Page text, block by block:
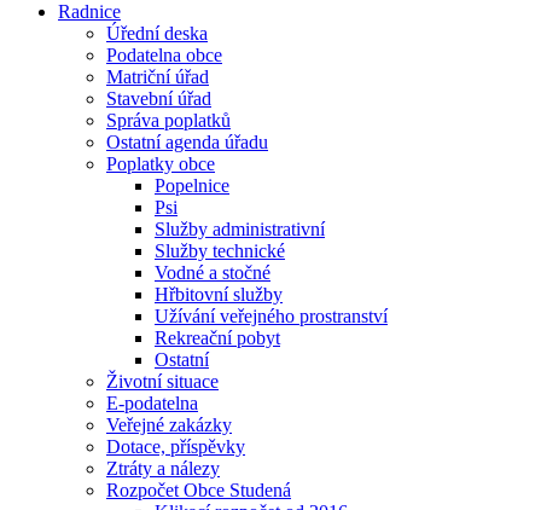
Radnice
Úřední deska
Podatelna obce
Matriční úřad
Stavební úřad
Správa poplatků
Ostatní agenda úřadu
Poplatky obce
Popelnice
Psi
Služby administrativní
Služby technické
Vodné a stočné
Hřbitovní služby
Užívání veřejného prostranství
Rekreační pobyt
Ostatní
Životní situace
E-podatelna
Veřejné zakázky
Dotace, příspěvky
Ztráty a nálezy
Rozpočet Obce Studená